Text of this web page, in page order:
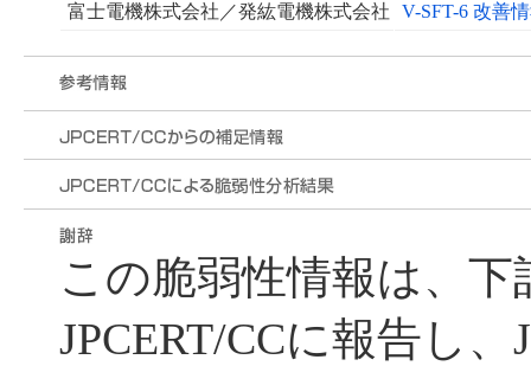
富士電機株式会社／発紘電機株式会社
V-SFT-6 改善
この脆弱性情報は、下
JPCERT/CCに報告し、